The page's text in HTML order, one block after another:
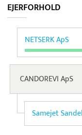
EJERFORHOLD
NETSERK ApS
CANDOREVI ApS
Samejet